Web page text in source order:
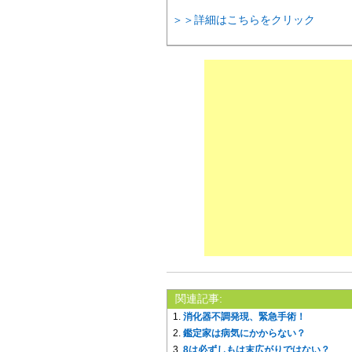
＞＞詳細はこちらをクリック
関連記事:
消化器不調発現、緊急手術！
鑑定家は病気にかからない？
8は必ずしもは末広がりではない？